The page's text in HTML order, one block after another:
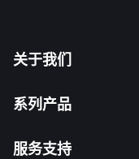
关于我们
系列产品
服务支持